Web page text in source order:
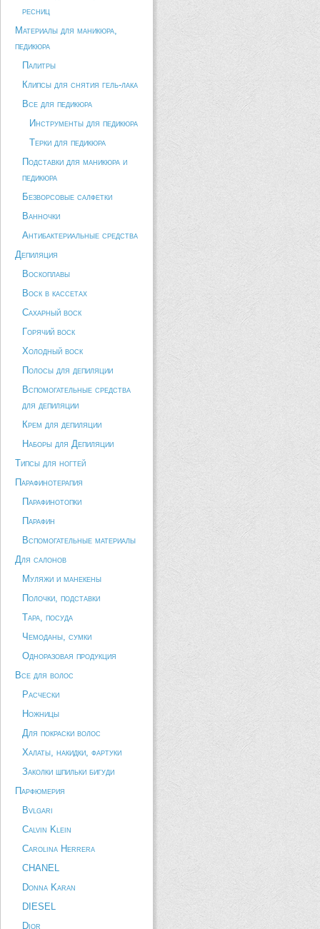
ресниц
Материалы для маникюра,
педикюра
Палитры
Клипсы для снятия гель-лака
Все для педикюра
Инструменты для педикюра
Терки для педикюра
Подставки для маникюра и
педикюра
Безворсовые салфетки
Ванночки
Антибактериальные средства
Депиляция
Воскоплавы
Воск в кассетах
Сахарный воск
Горячий воск
Холодный воск
Полосы для депиляции
Вспомогательные средства
для депиляции
Крем для депиляции
Наборы для Депиляции
Типсы для ногтей
Парафинотерапия
Парафинотопки
Парафин
Вспомогательные материалы
Для салонов
Муляжи и манекены
Полочки, подставки
Тара, посуда
Чемоданы, сумки
Одноразовая продукция
Все для волос
Расчески
Ножницы
Для покраски волос
Халаты, накидки, фартуки
Заколки шпильки бигуди
Парфюмерия
Bvlgari
Calvin Klein
Carolina Herrera
CHANEL
Donna Karan
DIESEL
Dior